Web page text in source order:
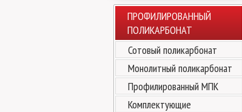
ПРОФИЛИРОВАННЫЙ
ПОЛИКАРБОНАТ
Сотовый поликарбонат
Монолитный поликарбонат
Профилированный МПК
Комплектующие